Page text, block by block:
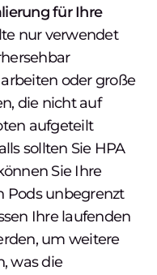
für Ihre
nur verwendet
oder große
die nicht auf
aufgeteilt
sollten Sie HPA
Sie Ihre
unbegrenzt
Ihre laufenden
um weitere
was die